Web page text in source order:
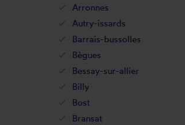
Arronnes
Autry-issards
Barrais-bussolles
Bègues
Bessay-sur-allier
Billy
Bost
Bransat